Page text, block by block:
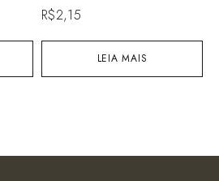
LEIA MAIS
R$2,15